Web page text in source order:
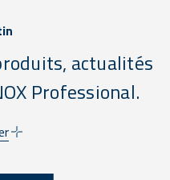
actualités
Professional.